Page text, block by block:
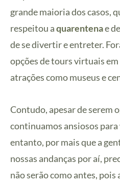
grande maioria dos casos,
respeitou aquarentenae
de se divertir e entreter.
opções de tours virtuais
atrações como museus e
Contudo, apesar de serem
continuamos ansiosos
entanto, por mais que a
nossas andanças por aí,
não serão como antes, pois